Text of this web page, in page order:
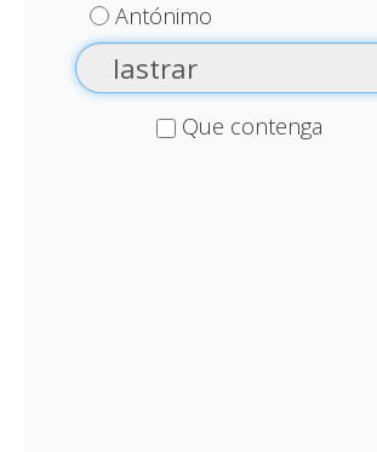
Antónimo
Que contenga